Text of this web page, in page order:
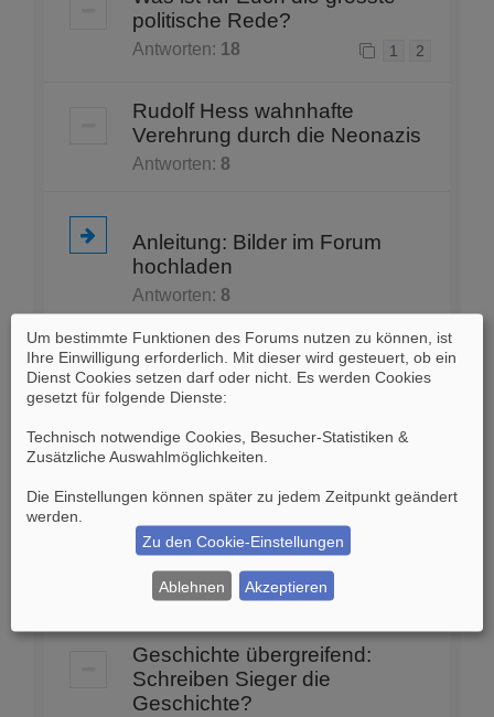
politische Rede?
Antworten: 18 1 2
Rudolf Hess wahnhafte
Verehrung durch die Neonazis
Antworten: 8
Anleitung: Bilder im Forum
hochladen
Antworten: 8
Namen der drei
Militärgouverneure der
westlichen Besatzungszonen?
Antworten: 6
Turnerbewegung
Facharbeit Geschichte
Antworten:1
Geschichte übergreifend:
Schreiben Sieger die
Geschichte?
Um bestimmte Funktionen des Forums nutzen zu können, ist
Ihre Einwilligung erforderlich. Mit dieser wird gesteuert, ob ein
Dienst Cookies setzen darf oder nicht. Es werden Cookies
gesetzt für folgende Dienste:
Technisch notwendige Cookies, Besucher-Statistiken &
Zusätzliche Auswahlmöglichkeiten
Die Einstellungen können später zu jedem Zeitpunkt geändert
werden.
Zu den Cookie-Einstellungen
Ablehnen Akzeptieren